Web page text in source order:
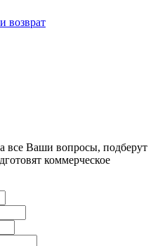
возврат
все Ваши вопросы, подберут
коммерческое